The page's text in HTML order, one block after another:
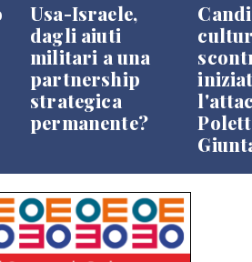
Usa-Israele,
dagli aiuti
militari a una
partnership
strategica
permanente?